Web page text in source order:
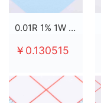
0.01R 1% 1W 2512
￥0.130515